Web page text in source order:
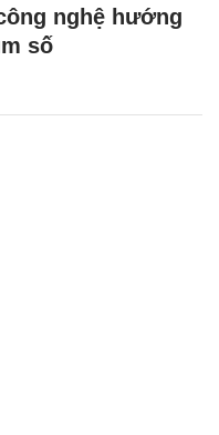
nghệ hướng
số